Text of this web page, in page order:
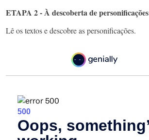
ETAPA 2 - À descoberta de personificações
Lê os textos e descobre as personificações.